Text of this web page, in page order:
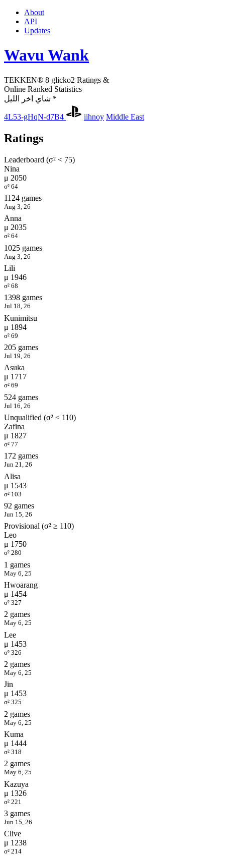
About
API
Updates
Wavu Wank
TEKKEN® 8 glicko2 Ratings &
Online Ranked Statistics
شاي اخر الليل *
4L53-gHqN-d7B4 iihnoy Middle East
Ratings
Leaderboard (σ² < 75)
Nina
μ 2050
σ² 64
1124 games
Aug 3, 26
Anna
μ 2035
σ² 64
1025 games
Aug 3, 26
Lili
μ 1946
σ² 68
1398 games
Jul 18, 26
Kunimitsu
μ 1894
σ² 69
205 games
Jul 19, 26
Asuka
μ 1717
σ² 69
524 games
Jul 16, 26
Unqualified (σ² < 110)
Zafina
μ 1827
σ² 77
172 games
Jun 21, 26
Alisa
μ 1543
σ² 103
92 games
Jun 15, 26
Provisional (σ² ≥ 110)
Leo
μ 1750
σ² 280
1 games
May 6, 25
Hwoarang
μ 1454
σ² 327
2 games
May 6, 25
Lee
μ 1453
σ² 326
2 games
May 6, 25
Jin
μ 1453
σ² 325
2 games
May 6, 25
Kuma
μ 1444
σ² 318
2 games
May 6, 25
Kazuya
μ 1326
σ² 221
3 games
Jun 15, 26
Clive
μ 1238
σ² 214